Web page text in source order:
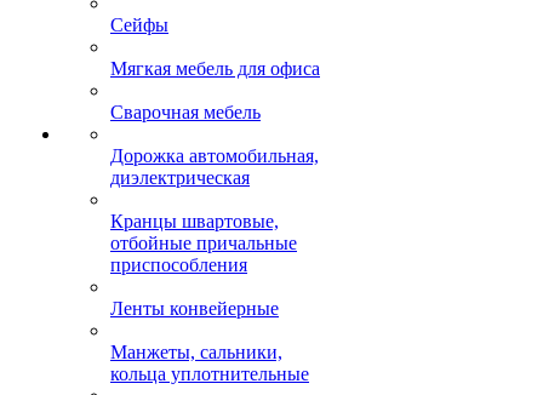
Сейфы
Мягкая мебель для офиса
Сварочная мебель
Дорожка автомобильная,
диэлектрическая
Кранцы швартовые,
отбойные причальные
приспособления
Ленты конвейерные
Манжеты, сальники,
кольца уплотнительные